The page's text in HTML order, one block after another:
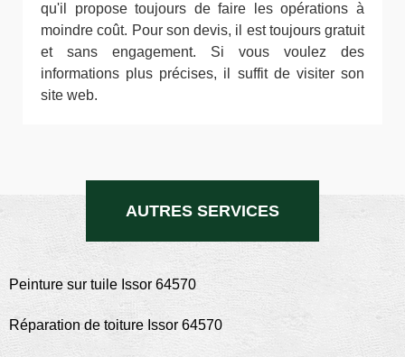
qu'il propose toujours de faire les opérations à
moindre coût. Pour son devis, il est toujours gratuit
et sans engagement. Si vous voulez des
informations plus précises, il suffit de visiter son
site web.
AUTRES SERVICES
Peinture sur tuile Issor 64570
Réparation de toiture Issor 64570